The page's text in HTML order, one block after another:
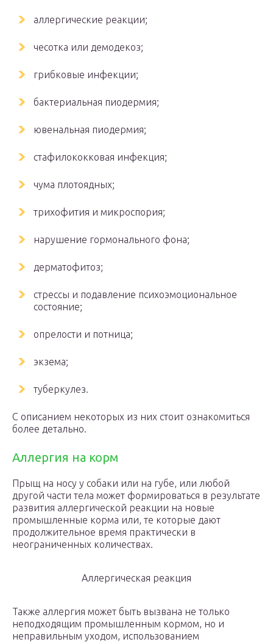
аллергические реакции;
чесотка или демодекоз;
грибковые инфекции;
бактериальная пиодермия;
ювенальная пиодермия;
стафилококковая инфекция;
чума плотоядных;
трихофития и микроспория;
нарушение гормонального фона;
дерматофитоз;
стрессы и подавление психоэмоциональное
состояние;
опрелости и потница;
экзема;
туберкулез.
С описанием некоторых из них стоит ознакомиться
более детально.
Аллергия на корм
Прыщ на носу у собаки или на губе, или любой
другой части тела может формироваться в результате
развития аллергической реакции на новые
промышленные корма или, те которые дают
продолжительное время практически в
неограниченных количествах.
Аллергическая реакция
Также аллергия может быть вызвана не только
неподходящим промышленным кормом, но и
неправильным уходом, использованием